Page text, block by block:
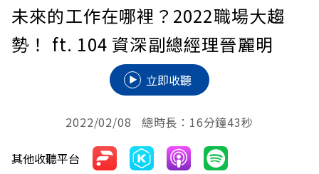
未來的工作在哪裡？2022職場大趨
勢！ ft. 104 資深副總經理晉麗明
立即收聽
2022/02/08 總時長：16分鐘43秒
其他收聽平台